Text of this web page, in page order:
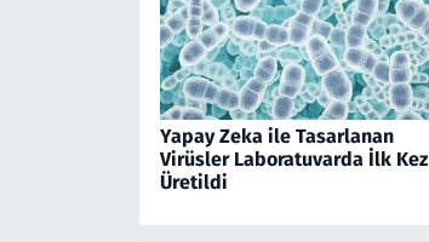
Yapay Zeka ile Tasarlanan
Virüsler Laboratuvarda İlk Kez
Üretildi